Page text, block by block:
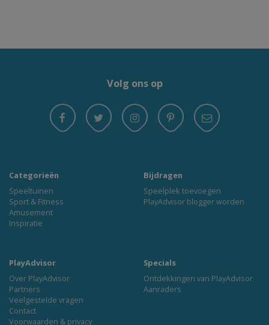
Volg ons op
Categorieën
Speeltuinen
Sport & Fitness
Amusement
Inspiratie
Bijdragen
Speelplek toevoegen
PlayAdvisor blogger worden
PlayAdvisor
Over PlayAdvisor
Partners
Veelgestelde vragen
Contact
Voorwaarden & privacy
Specials
Ontdekkingen van PlayAdvisor
Aanraders